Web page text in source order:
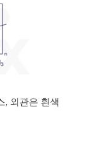
, 외관은 흰색